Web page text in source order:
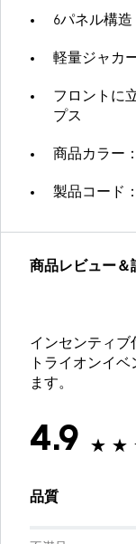
6パネル構造
軽量ジャカ
フロントに
プス
商品カラー
製品コード
商品レビュー＆
インセンティブ
トライオンイ
ます。
4.9
品質